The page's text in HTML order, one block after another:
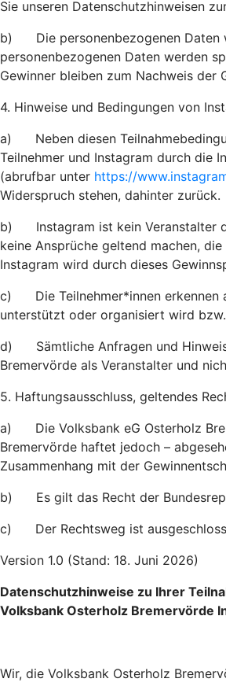
Sie unseren Datenschutzhinweisen
b) Die personenbezogenen Daten
personenbezogenen Daten werden
Gewinner bleiben zum Nachweis der
4. Hinweise und Bedingungen von
a) Neben diesen
Teilnehmer und Instagram durch die
(abrufbar unter https://
Widerspruch stehen, dahinter zurück.
b) Instagram ist kein Veranstalter
keine Ansprüche geltend machen,
Instagram wird durch dieses
c) Die Teilnehmer*innen erkennen
unterstützt oder organisiert wird
d) Sämtliche Anfragen und
Bremervörde als Veranstalter und
5. Haftungsausschluss, geltendes
a) Die Volksbank eG Osterholz
Bremervörde haftet jedoch –
Zusammenhang mit der
b) Es gilt das Recht der
c) Der Rechtsweg ist
Version 1.0 (Stand: 18. Juni 2026)
Datenschutzhinweise zu Ihrer
Volksbank Osterholz Bremervörde
Wir, die Volksbank Osterholz